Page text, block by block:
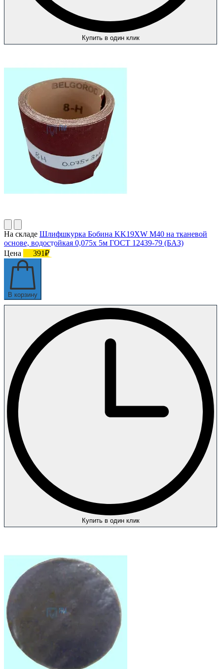
Купить в один клик
На складе Шлифшкурка Бобина KK19XW M40 на тканевой
основе, водостойкая 0,075х 5м ГОСТ 12439-79 (БАЗ)
Цена
391₽
В корзину
Купить в один клик